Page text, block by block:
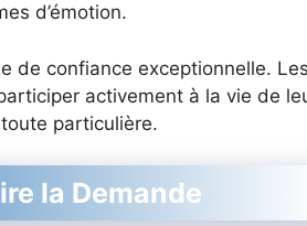
d’émotion.
de confiance exceptionnelle.
activement à la vie de
particulière.
la Demande